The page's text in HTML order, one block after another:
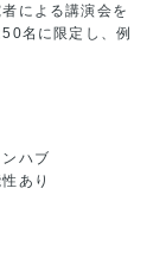
による講演会を
名に限定し、例
ハブ
あり